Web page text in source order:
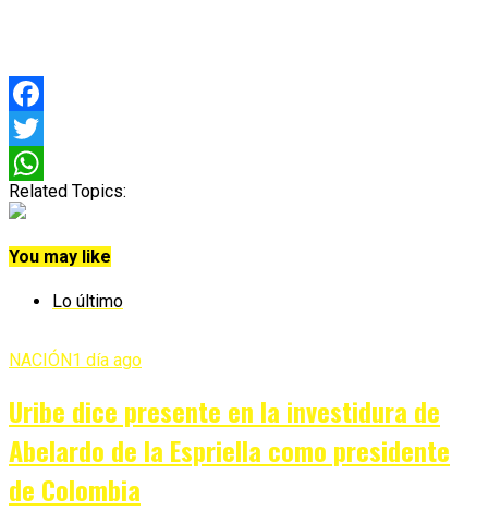
Facebook
Twitter
WhatsApp
Related Topics:
You may like
Lo último
NACIÓN1 día ago
Uribe dice presente en la investidura de
Abelardo de la Espriella como presidente
de Colombia